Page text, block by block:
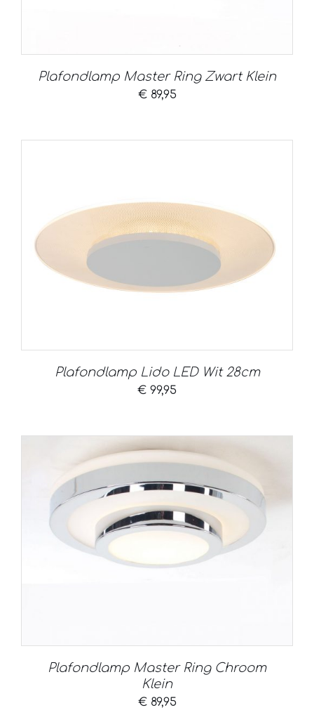
Plafondlamp Master Ring Zwart Klein
€89,95
Plafondlamp Lido LED Wit 28cm
€ 99,95
Plafondlamp Master Ring Chroom
Klein
€89,95